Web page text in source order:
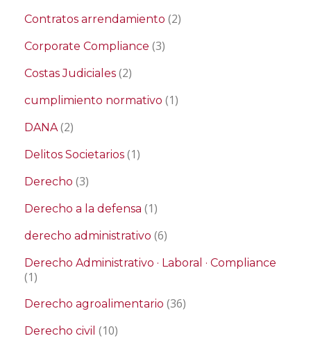
Contratos arrendamiento (2)
Corporate Compliance (3)
Costas Judiciales (2)
cumplimiento normativo (1)
DANA(2)
Delitos Societarios (1)
Derecho (3)
Derecho a la defensa (1)
derecho administrativo (6)
Derecho Administrativo · Laboral · Compliance
(1)
Derecho agroalimentario (36)
Derecho civil (10)